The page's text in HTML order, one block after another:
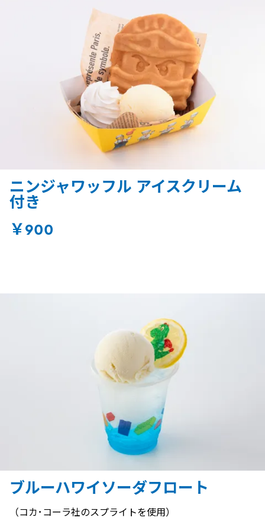
ニンジャワッフル アイスクリーム
付き
￥900
ブルーハワイソーダフロート
（コカ･コーラ社のスプライトを使用）